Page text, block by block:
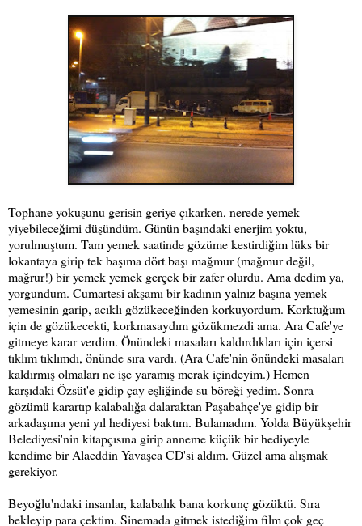
Tophane yokuşunu gerisin geriye çıkarken, nerede yemek
yiyebileceğimi düşündüm. Günün başındaki enerjim yoktu,
yorulmuştum. Tam yemek saatinde gözüme kestirdiğim lüks bir
lokantaya girip tek başıma dört başı mağmur (mağmur değil,
mağrur!) bir yemek yemek gerçek bir zafer olurdu. Ama dedim ya,
yorgundum. Cumartesi akşamı bir kadının yalnız başına yemek
yemesinin garip, acıklı gözükeceğinden korkuyordum. Korktuğum
için de gözükecekti, korkmasaydım gözükmezdi ama. Ara Cafe'ye
gitmeye karar verdim. Önündeki masaları kaldırdıkları için içersi
tıklım tıklımdı, önünde sıra vardı. (Ara Cafe'nin önündeki masaları
kaldırmış olmaları ne işe yaramış merak içindeyim.) Hemen
karşıdaki Özsüt'e gidip çay eşliğinde su böreği yedim. Sonra
gözümü karartıp kalabalığa dalaraktan Paşabahçe'ye gidip bir
arkadaşıma yeni yıl hediyesi baktım. Bulamadım. Yolda Büyükşehir
Belediyesi'nin kitapçısına girip anneme küçük bir hediyeyle
kendime bir Alaeddin Yavaşca CD'si aldım. Güzel ama alışmak
gerekiyor.
Beyoğlu'ndaki insanlar, kalabalık bana korkunç gözüktü. Sıra
bekleyip para çektim. Sinemada gitmek istediğim film çok geç